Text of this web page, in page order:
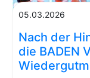
05.03.2026
Nach der
die BADEN